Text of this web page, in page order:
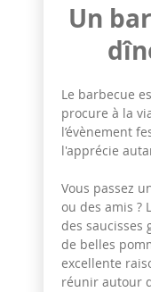
Un
Le barbecue
procure à la
l’évènement
l'apprécie
Vous passez
ou des amis ?
des saucisses
de belles
excellente
réunir autour